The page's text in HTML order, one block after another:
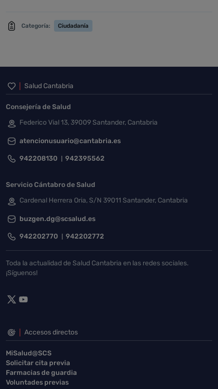
Categoría: Ciudadanía
Inicio del pie de página
Salud Cantabria
Consejería de Salud
Federico Vial 13, 39009 Santander, Cantabria
atencionusuario@cantabria.es
942208130 942395562
Servicio Cántabro de Salud
Cardenal Herrera Oria, S/N 39011 Santander, Cantabria
buzgen.dg@scsalud.es
942202770 942202772
Toda la actualidad de Salud Cantabria en las redes sociales.
¡Síguenos!
Accesos directos
MiSalud@SCS
Solicitar cita previa
Farmacias de guardia
Voluntades previas